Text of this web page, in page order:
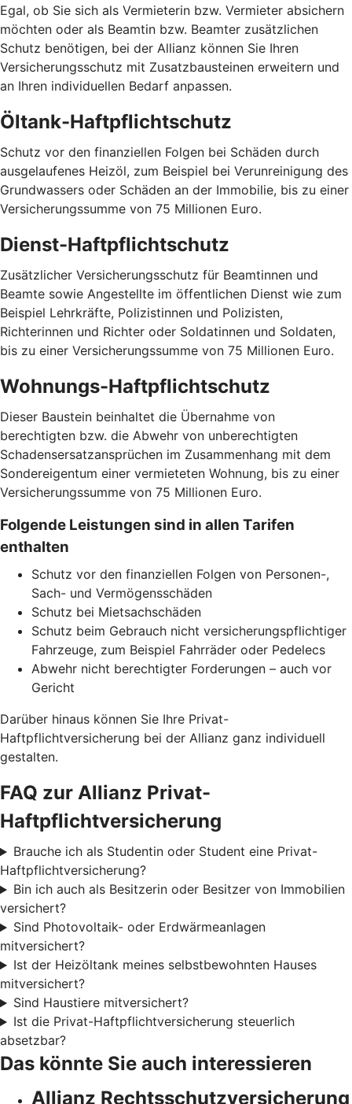
Egal, ob Sie sich als Vermieterin bzw. Vermieter absichern
möchten oder als Beamtin bzw. Beamter zusätzlichen
Schutz benötigen, bei der Allianz können Sie Ihren
Versicherungsschutz mit Zusatzbausteinen erweitern und
an Ihren individuellen Bedarf anpassen.
Öltank-Haftpflichtschutz
Schutz vor den finanziellen Folgen bei Schäden durch
ausgelaufenes Heizöl, zum Beispiel bei Verunreinigung des
Grundwassers oder Schäden an der Immobilie, bis zu einer
Versicherungssumme von 75 Millionen Euro.
Dienst-Haftpflichtschutz
Zusätzlicher Versicherungsschutz für Beamtinnen und
Beamte sowie Angestellte im öffentlichen Dienst wie zum
Beispiel Lehrkräfte, Polizistinnen und Polizisten,
Richterinnen und Richter oder Soldatinnen und Soldaten,
bis zu einer Versicherungssumme von 75 Millionen Euro.
Wohnungs-Haftpflichtschutz
Dieser Baustein beinhaltet die Übernahme von
berechtigten bzw. die Abwehr von unberechtigten
Schadensersatzansprüchen im Zusammenhang mit dem
Sondereigentum einer vermieteten Wohnung, bis zu einer
Versicherungssumme von 75 Millionen Euro.
Folgende Leistungen sind in allen Tarifen
enthalten
Schutz vor den finanziellen Folgen von Personen-,
Sach- und Vermögensschäden
Schutz bei Mietsachschäden
Schutz beim Gebrauch nicht versicherungspflichtiger
Fahrzeuge, zum Beispiel Fahrräder oder Pedelecs
Abwehr nicht berechtigter Forderungen – auch vor
Gericht
Darüber hinaus können Sie Ihre Privat-
Haftpflichtversicherung bei der Allianz ganz individuell
gestalten.
FAQ zur Allianz Privat-
Haftpflichtversicherung
Brauche ich als Studentin oder Student eine Privat-
Haftpflichtversicherung?
Bin ich auch als Besitzerin oder Besitzer von Immobilien
versichert?
Sind Photovoltaik- oder Erdwärmeanlagen
mitversichert?
Ist der Heizöltank meines selbstbewohnten Hauses
mitversichert?
Sind Haustiere mitversichert?
Ist die Privat-Haftpflichtversicherung steuerlich
absetzbar?
Das könnte Sie auch interessieren
Allianz Rechtsschutzversicherung